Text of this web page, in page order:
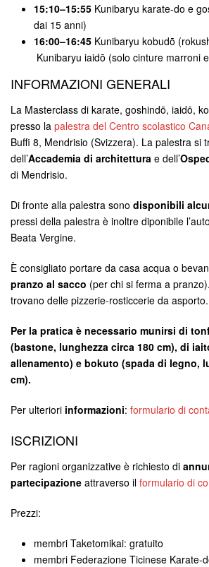
15:10–15:55Kunibaryu karate-do e
dai 15 anni)
16:00–16:45Kunibaryu kobudō
Kunibaryu iaidō (solo cinture marroni
INFORMAZIONI GENERALI
La Masterclass di karate, goshindō, iaidō,
presso la palestra del Centro scolastico
Buffi 8, Mendrisio (Svizzera). La palestra si
dell’Accademia di architettura e dell’
di Mendrisio.
Di fronte alla palestra sono disponibili
pressi della palestra è inoltre diponibile
Beata Vergine.
È consigliato portare da casa acqua o
pranzo al sacco (per chi si ferma a
trovano delle pizzerie-rosticcerie da asporto.
Per la pratica è necessario munirsi di
(bastone, lunghezza circa 180 cm), di
allenamento) e bokuto (spada di legno,
cm).
Per ulteriori informazioni: formulario di
ISCRIZIONI
Per ragioni organizzative è richiesto di
partecipazione attraverso il formulario di
Prezzi:
membri Taketomikai: gratuito
membri Federazione Ticinese Karate-